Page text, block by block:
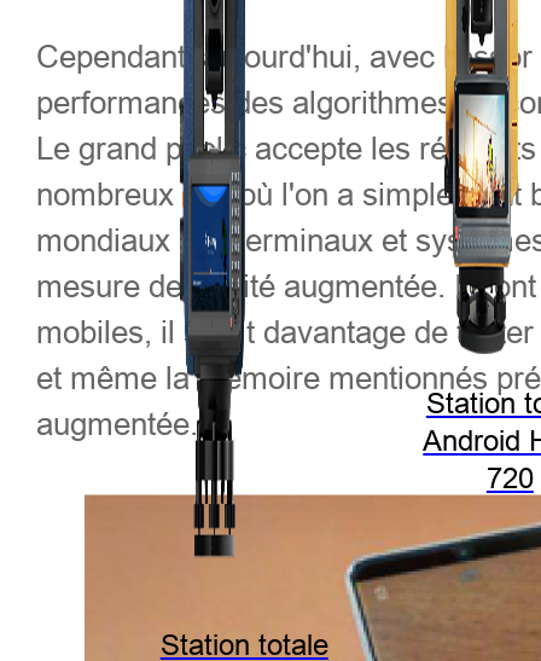
Station totale
Station
Android
720
Cependant, aujourd'hui, avec
performances des algorithmes de
Le grand public accepte les
nombreux cas où l'on a
mondiaux des terminaux et
mesure de réalité augmentée. Ils
mobiles, il s'agit davantage de
et même la mémoire mentionnés
augmentée.